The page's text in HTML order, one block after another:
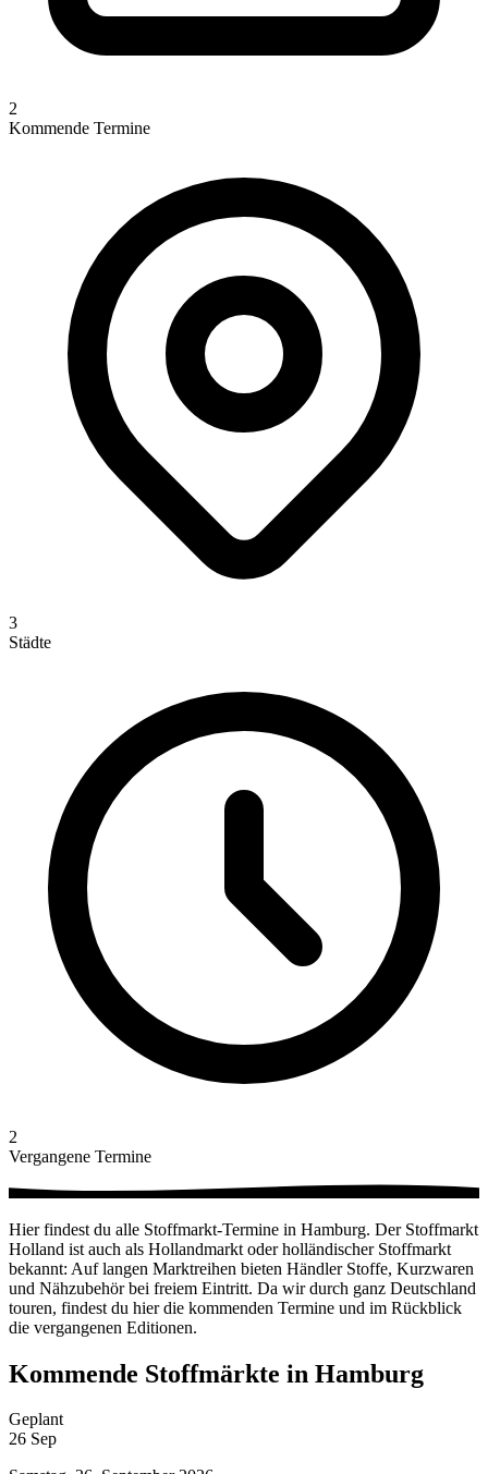
2
Kommende Termine
3
Städte
2
Vergangene Termine
Hier findest du alle Stoffmarkt-Termine in Hamburg. Der Stoffmarkt
Holland ist auch als Hollandmarkt oder holländischer Stoffmarkt
bekannt: Auf langen Marktreihen bieten Händler Stoffe, Kurzwaren
und Nähzubehör bei freiem Eintritt. Da wir durch ganz Deutschland
touren, findest du hier die kommenden Termine und im Rückblick
die vergangenen Editionen.
Kommende Stoffmärkte in Hamburg
Geplant
26 Sep